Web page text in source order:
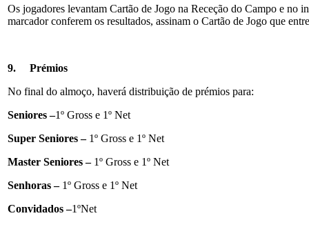
Os jogadores levantam Cartão de Jogo na Receção do Campo e
marcador conferem os resultados, assinam o Cartão de Jogo que
9. Prémios
No final do almoço, haverá distribuição de prémios para:
Seniores –1º Gross e 1º Net
Super Seniores – 1º Gross e 1º Net
Master Seniores – 1º Gross e 1º Net
Senhoras – 1º Gross e 1º Net
Convidados –1ºNet